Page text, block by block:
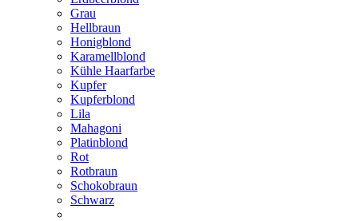
Grau
Hellbraun
Honigblond
Karamellblond
Kühle Haarfarbe
Kupfer
Kupferblond
Lila
Mahagoni
Platinblond
Rot
Rotbraun
Schokobraun
Schwarz